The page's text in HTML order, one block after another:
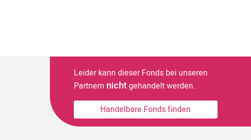
Leider kann dieser Fonds bei unseren
Partnern nichtgehandelt werden.
Handelbare Fonds finden